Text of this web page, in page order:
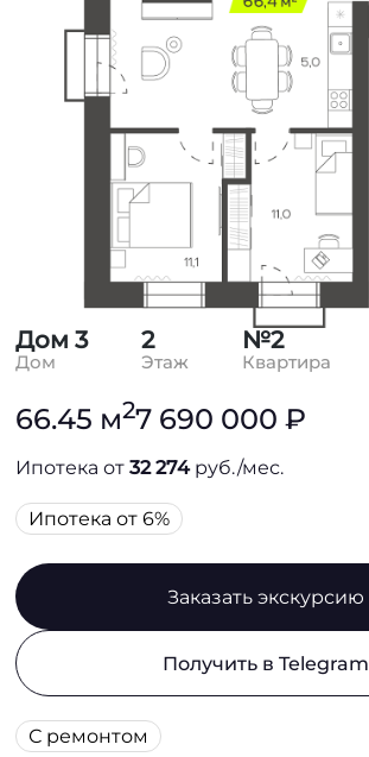
Дом 3
Дом
2
Этаж
№2
Квартира
66.45 м27 690 000 ₽
Ипотека от32 274руб./мес.
Ипотека от 6%
Заказать экскурсию
Получить в Telegram
С ремонтом